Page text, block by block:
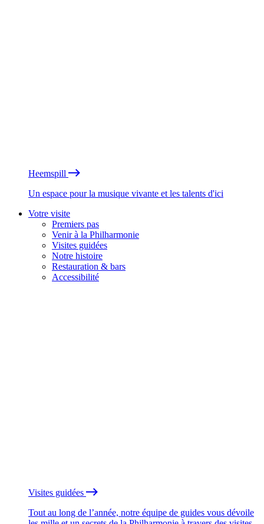
Heemspill
Un espace pour la musique vivante et les talents d'ici
Votre visite
Premiers pas
Venir à la Philharmonie
Visites guidées
Notre histoire
Restauration & bars
Accessibilité
Visites guidées
Tout au long de l’année, notre équipe de guides vous dévoile